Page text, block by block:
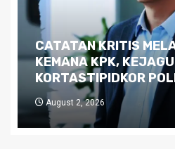
Dilema Kaltim di
Kutukan Sumber
Pemimpin yang Tak
July 29, 2026